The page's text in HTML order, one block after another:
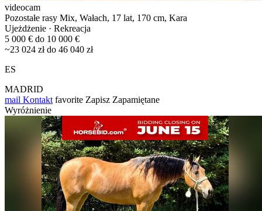
videocam
Pozostałe rasy Mix, Wałach, 17 lat, 170 cm, Kara
Ujeżdżenie · Rekreacja
5 000 € do 10 000 €
~23 024 zł do 46 040 zł
ES
MADRID
mail Kontakt favorite Zapisz Zapamiętane
Wyróżnienie